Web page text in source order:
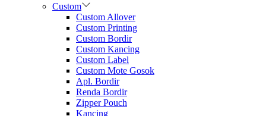
Custom
Custom Allover
Custom Printing
Custom Bordir
Custom Kancing
Custom Label
Custom Mote Gosok
Apl. Bordir
Renda Bordir
Zipper Pouch
Kancing